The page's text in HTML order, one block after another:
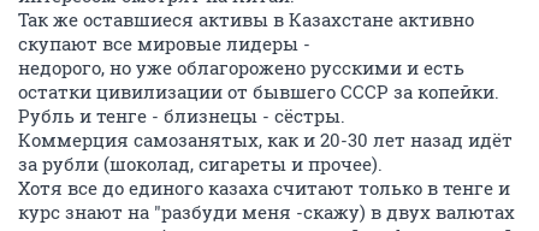
Так же оставшиеся активы в Казахстане активно
скупают все мировые лидеры -
недорого, но уже облагорожено русскими и есть
остатки цивилизации от бывшего СССР за копейки.
Рубль и тенге - близнецы - сёстры.
Коммерция самозанятых, как и 20-30 лет назад идёт
за рубли (шоколад, сигареты и прочее).
Хотя все до единого казаха считают только в тенге и
курс знают на "разбуди меня -скажу) в двух валютах